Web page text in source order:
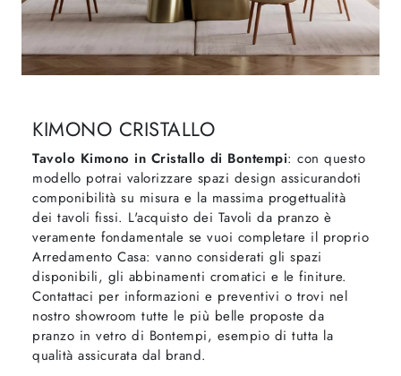
KIMONO CRISTALLO
Tavolo Kimono in Cristallo di Bontempi: con questo
modello potrai valorizzare spazi design assicurandoti
componibilità su misura e la massima progettualità
dei tavoli fissi. L'acquisto dei Tavoli da pranzo è
veramente fondamentale se vuoi completare il proprio
Arredamento Casa: vanno considerati gli spazi
disponibili, gli abbinamenti cromatici e le finiture.
Contattaci per informazioni e preventivi o trovi nel
nostro showroom tutte le più belle proposte da
pranzo in vetro di Bontempi, esempio di tutta la
qualità assicurata dal brand.